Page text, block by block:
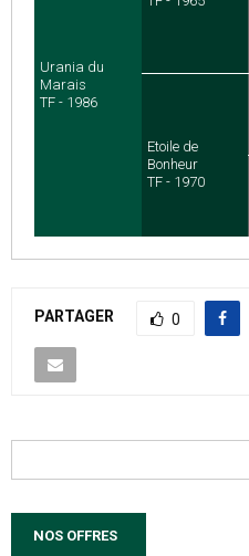
Urania du
Marais
TF - 1986
Etoile de
Bonheur
TF - 1970
PARTAGER 0
NOS OFFRES